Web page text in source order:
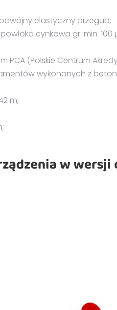
elastyczny przegub;
cynkowa gr. min. 100
PCA (Polskie Centrum
wykonanych z
m;
w wersji